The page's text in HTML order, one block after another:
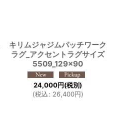
キリムジャジムパッチワーク
ラグ_アクセントラグサイズ
5509_129×90
24,000円(税別)
(税込: 26,400円)